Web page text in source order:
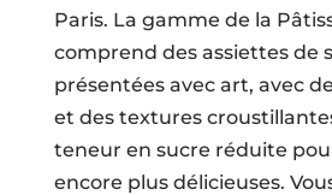
Paris. La gamme de la
comprend des assiettes de
présentées avec art, avec
et des textures
teneur en sucre réduite
encore plus délicieuses.